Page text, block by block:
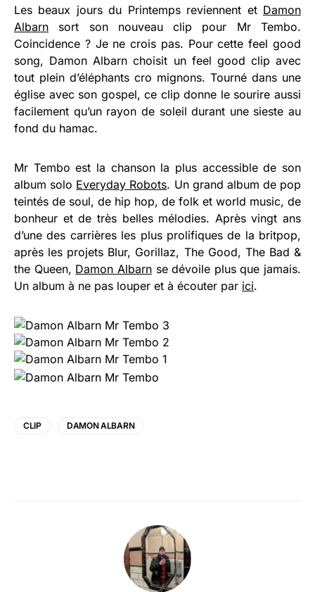
Les beaux jours du Printemps reviennent et Damon
Albarn sort son nouveau clip pour Mr Tembo.
Coincidence ? Je ne crois pas. Pour cette feel good
song, Damon Albarn choisit un feel good clip avec
tout plein d’éléphants cro mignons. Tourné dans une
église avec son gospel, ce clip donne le sourire aussi
facilement qu’un rayon de soleil durant une sieste au
fond du hamac.
Mr Tembo est la chanson la plus accessible de son
album solo Everyday Robots. Un grand album de pop
teintés de soul, de hip hop, de folk et world music, de
bonheur et de très belles mélodies. Après vingt ans
d’une des carrières les plus prolifiques de la britpop,
après les projets Blur, Gorillaz, The Good, The Bad &
the Queen, Damon Albarnse dévoile plus que jamais.
Un album à ne pas louper et à écouter par ici.
CLIP DAMON ALBARN